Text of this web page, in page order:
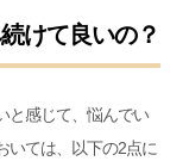
けて良いの？
と感じて、悩んでい
いては、以下の2点に